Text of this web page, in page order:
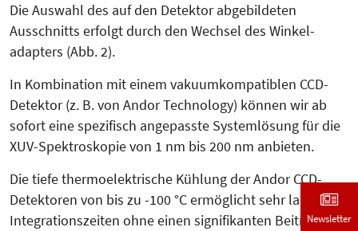
Die Aus­wahl des auf den Detektor abgebildeten
Ausschnitts erfolgt durch den Wechsel des Win­kel­
adapters (Abb. 2).
In Kombination mit einem vakuumkompatiblen CCD-
Detektor (z. B. von Andor Technology) können wir ab
sofort eine spezifisch ange­passte Sys­temlösung für die
XUV-Spek­troskopie von 1 nm bis 200 nm anbieten.
Die tiefe thermoelektrische Kühlung der Andor CCD-
Detektoren von bis zu -100 °C ermöglicht sehr lange
Integrationszeiten ohne einen signifikanten Beitrag von
Newsletter